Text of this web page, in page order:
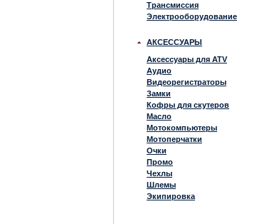
Трансмиссия
Электрооборудование
АКСЕССУАРЫ
Аксессуары для ATV
Аудио
Видеорегистраторы
Замки
Кофры для скутеров
Масло
Мотокомпьютеры
Мотоперчатки
Очки
Промо
Чехлы
Шлемы
Экипировка